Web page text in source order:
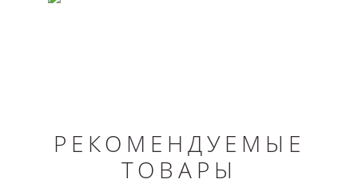
РЕКОМЕНДУЕМЫЕ
ТОВАРЫ